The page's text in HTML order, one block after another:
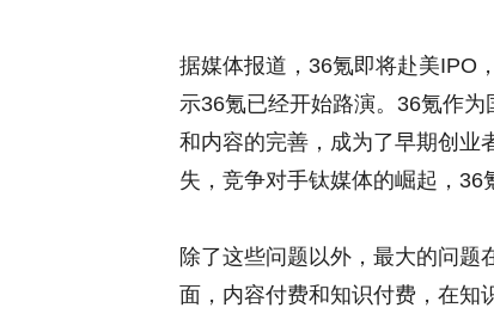
据媒体报道，36氪即将赴美IPO
示36氪已经开始路演。36氪作
和内容的完善，成为了早期创业
失，竞争对手钛媒体的崛起，36
除了这些问题以外，最大的问
面，内容付费和知识付费，在知